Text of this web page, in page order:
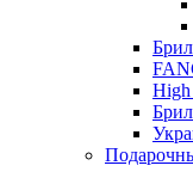
High